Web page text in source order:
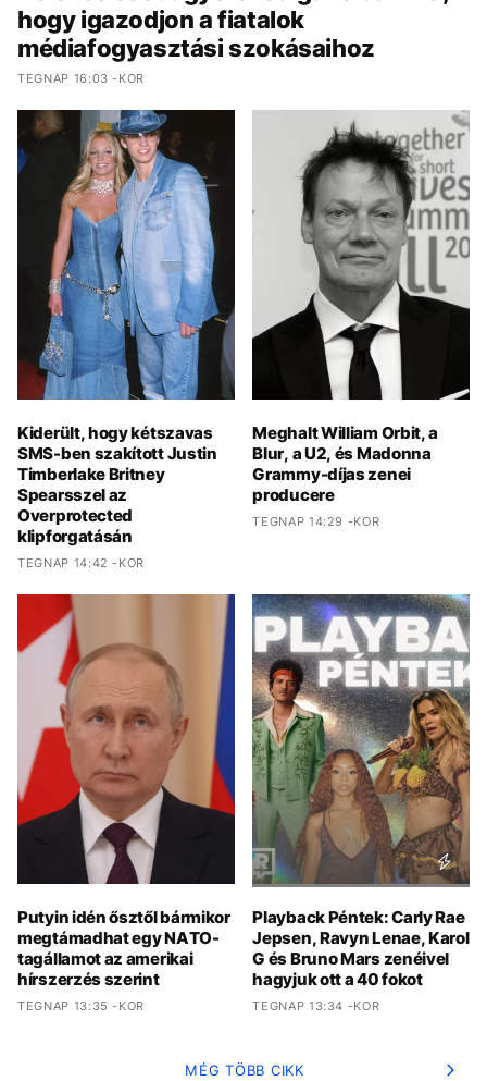
hogy igazodjon a fiatalok
médiafogyasztási szokásaihoz
TEGNAP 16:03 -KOR
Kiderült, hogy kétszavas
SMS-ben szakított Justin
Timberlake Britney
Spearsszel az
Overprotected
klipforgatásán
TEGNAP 14:42 -KOR
Meghalt William Orbit, a
Blur, a U2, és Madonna
Grammy-díjas zenei
producere
TEGNAP 14:29 -KOR
Putyin idén ősztől bármikor
megtámadhat egy NATO-
tagállamot az amerikai
hírszerzés szerint
TEGNAP 13:35 -KOR
Playback Péntek: Carly Rae
Jepsen, Ravyn Lenae, Karol
G és Bruno Mars zenéivel
hagyjuk ott a 40 fokot
TEGNAP 13:34 -KOR
MÉG TÖBB CIKK